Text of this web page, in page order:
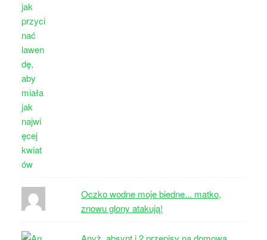
Oczko wodne moje biedne... matko,
znowu glony atakują!